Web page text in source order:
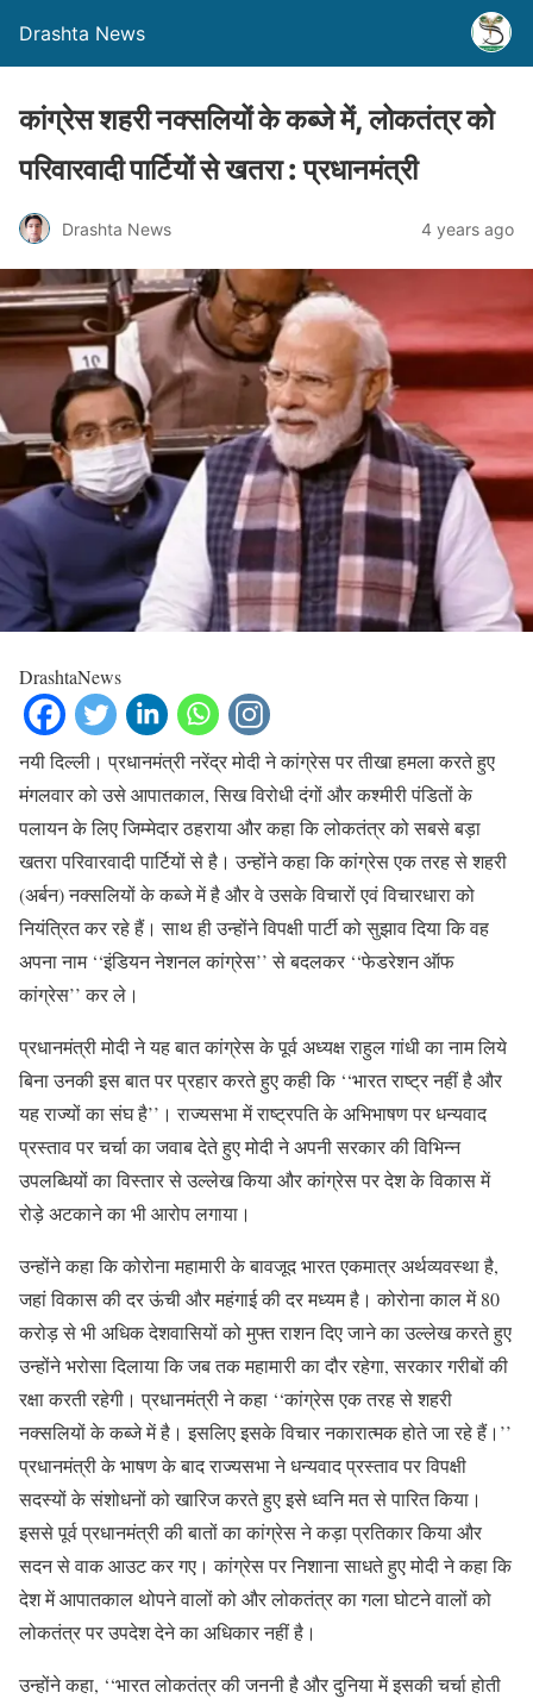
Drashta News
कांग्रेस शहरी नक्सलियों के कब्जे में, लोकतंत्र को
परिवारवादी पार्टियों से खतरा : प्रधानमंत्री
Drashta News 4 years ago
DrashtaNews
नयी दिल्ली। प्रधानमंत्री नरेंद्र मोदी ने कांग्रेस पर तीखा हमला करते हुए
मंगलवार को उसे आपातकाल, सिख विरोधी दंगों और कश्मीरी पंडितों के
पलायन के लिए जिम्मेदार ठहराया और कहा कि लोकतंत्र को सबसे बड़ा
खतरा परिवारवादी पार्टियों से है। उन्होंने कहा कि कांग्रेस एक तरह से शहरी
(अर्बन) नक्सलियों के कब्जे में है और वे उसके विचारों एवं विचारधारा को
नियंत्रित कर रहे हैं। साथ ही उन्होंने विपक्षी पार्टी को सुझाव दिया कि वह
अपना नाम ‘‘इंडियन नेशनल कांग्रेस’’ से बदलकर ‘‘फेडरेशन ऑफ
कांग्रेस’’ कर ले।
प्रधानमंत्री मोदी ने यह बात कांग्रेस के पूर्व अध्यक्ष राहुल गांधी का नाम लिये
बिना उनकी इस बात पर प्रहार करते हुए कही कि ‘‘भारत राष्ट्र नहीं है और
यह राज्यों का संघ है’’। राज्यसभा में राष्ट्रपति के अभिभाषण पर धन्यवाद
प्रस्ताव पर चर्चा का जवाब देते हुए मोदी ने अपनी सरकार की विभिन्न
उपलब्धियों का विस्तार से उल्लेख किया और कांग्रेस पर देश के विकास में
रोड़े अटकाने का भी आरोप लगाया।
उन्होंने कहा कि कोरोना महामारी के बावजूद भारत एकमात्र अर्थव्यवस्था है,
जहां विकास की दर ऊंची और महंगाई की दर मध्यम है। कोरोना काल में 80
करोड़ से भी अधिक देशवासियों को मुफ्त राशन दिए जाने का उल्लेख करते हुए
उन्होंने भरोसा दिलाया कि जब तक महामारी का दौर रहेगा, सरकार गरीबों की
रक्षा करती रहेगी। प्रधानमंत्री ने कहा ‘‘कांग्रेस एक तरह से शहरी
नक्सलियों के कब्जे में है। इसलिए इसके विचार नकारात्मक होते जा रहे हैं।’’
प्रधानमंत्री के भाषण के बाद राज्यसभा ने धन्यवाद प्रस्ताव पर विपक्षी
सदस्यों के संशोधनों को खारिज करते हुए इसे ध्वनि मत से पारित किया।
इससे पूर्व प्रधानमंत्री की बातों का कांग्रेस ने कड़ा प्रतिकार किया और
सदन से वाक आउट कर गए। कांग्रेस पर निशाना साधते हुए मोदी ने कहा कि
देश में आपातकाल थोपने वालों को और लोकतंत्र का गला घोटने वालों को
लोकतंत्र पर उपदेश देने का अधिकार नहीं है।
उन्होंने कहा, ‘‘भारत लोकतंत्र की जननी है और दुनिया में इसकी चर्चा होती